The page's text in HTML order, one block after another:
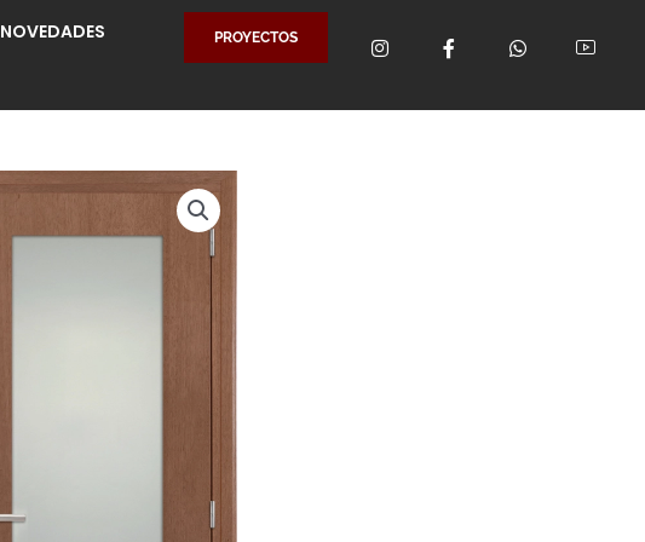
NOVEDADES
PROYECTOS